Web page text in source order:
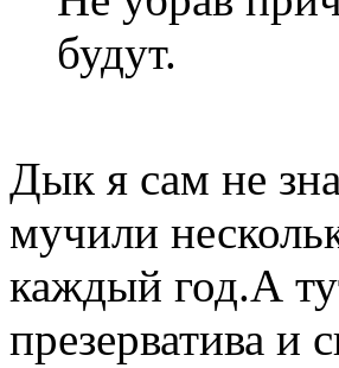
будут.
Дык я сам не
мучили
каждый год.А
презерватива и